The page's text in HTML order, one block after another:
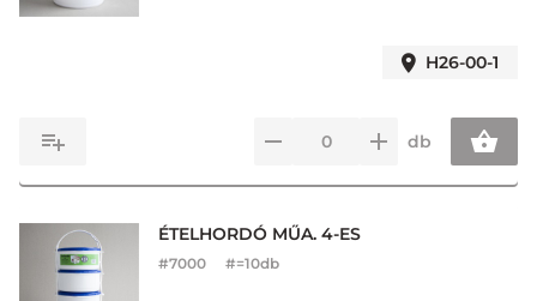
H26-00-1
db
ÉTELHORDÓ MŰA. 4-ES
#7000 #=10db